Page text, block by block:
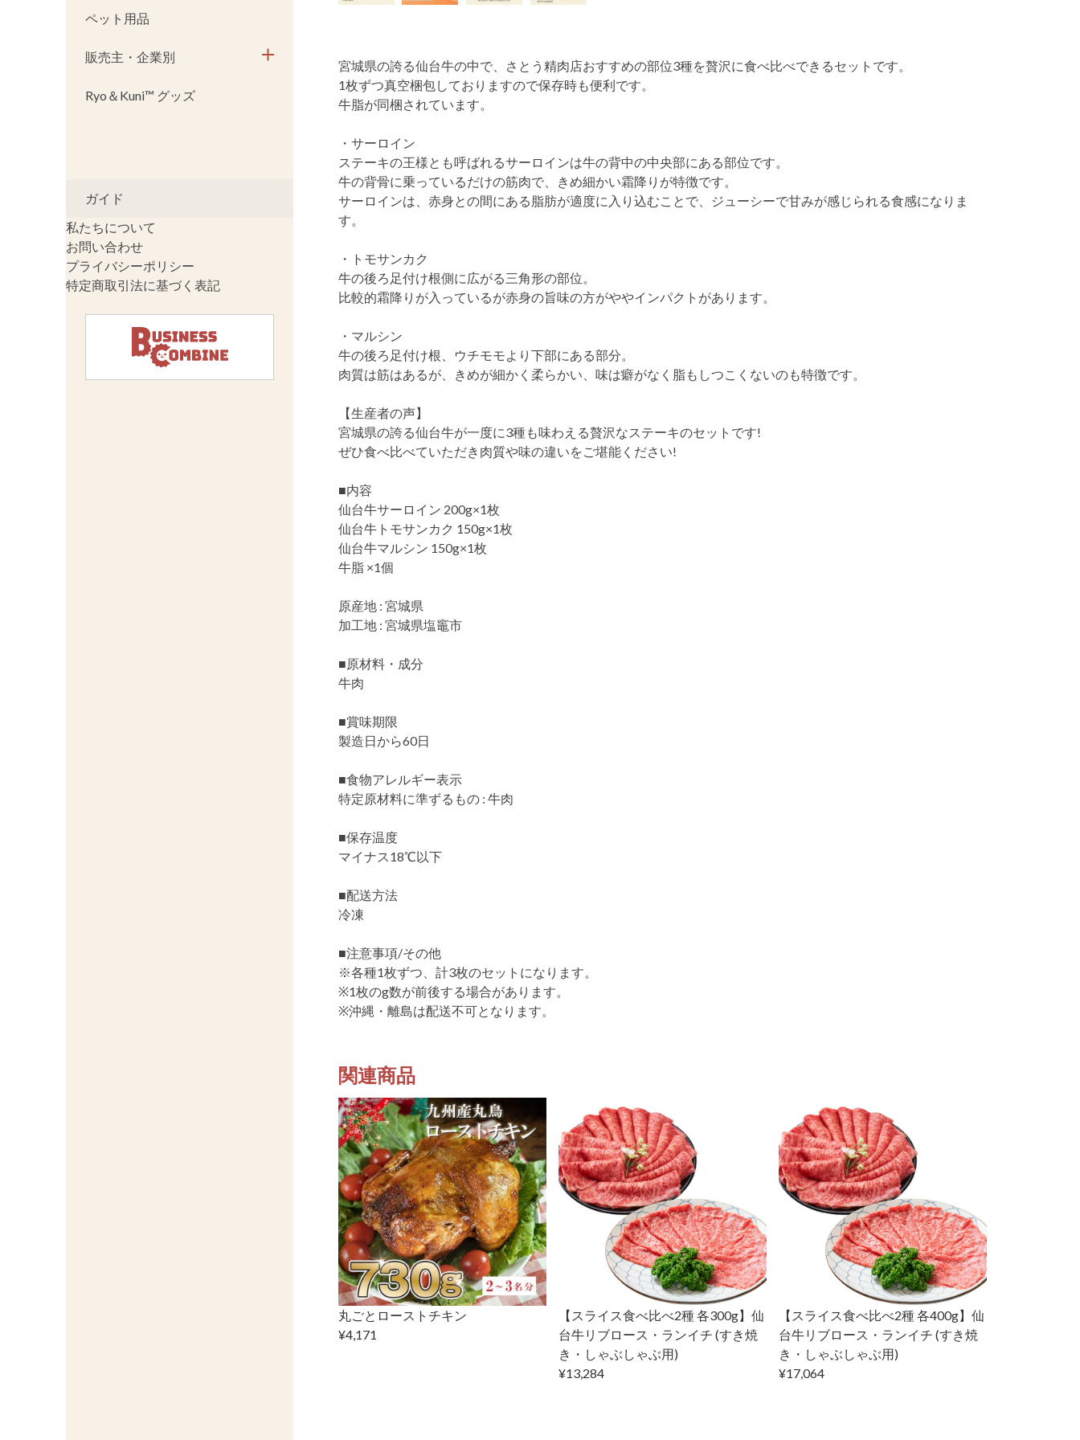
宮城県の誇る仙台牛の中で、さとう精肉店おすすめの部位3種を贅沢に食べ比べできるセットです。
1枚ずつ真空梱包しておりますので保存時も便利です。
牛脂が同梱されています。
・サーロイン
ステーキの王様とも呼ばれるサーロインは牛の背中の中央部にある部位です。
牛の背骨に乗っているだけの筋肉で、きめ細かい霜降りが特徴です。
サーロインは、赤身との間にある脂肪が適度に入り込むことで、ジューシーで甘みが感じられる食感になりま
す。
・トモサンカク
牛の後ろ足付け根側に広がる三角形の部位。
比較的霜降りが入っているが赤身の旨味の方がややインパクトがあります。
・マルシン
牛の後ろ足付け根、ウチモモより下部にある部分。
肉質は筋はあるが、きめが細かく柔らかい、味は癖がなく脂もしつこくないのも特徴です。
【生産者の声】
宮城県の誇る仙台牛が一度に3種も味わえる贅沢なステーキのセットです!
ぜひ食べ比べていただき肉質や味の違いをご堪能ください!
■内容
仙台牛サーロイン 200g×1枚
仙台牛トモサンカク 150g×1枚
仙台牛マルシン 150g×1枚
牛脂 ×1個
原産地 : 宮城県
加工地 : 宮城県塩竈市
■原材料・成分
牛肉
■賞味期限
製造日から60日
■食物アレルギー表示
特定原材料に準ずるもの : 牛肉
■保存温度
マイナス18℃以下
■配送方法
冷凍
■注意事項/その他
※各種1枚ずつ、計3枚のセットになります。
※1枚のg数が前後する場合があります。
※沖縄・離島は配送不可となります。
関連商品
丸ごとローストチキン
¥4,171
【スライス食べ比べ2種 各300g】仙
台牛リブロース・ランイチ (すき焼
き・しゃぶしゃぶ用)
¥13,284
【スライス食べ比べ2種 各400g】仙
台牛リブロース・ランイチ (すき焼
き・しゃぶしゃぶ用)
¥17,064
ペット用品
販売主・企業別
Ryo＆Kuni™ グッズ
ガイド
私たちについて
お問い合わせ
プライバシーポリシー
特定商取引法に基づく表記